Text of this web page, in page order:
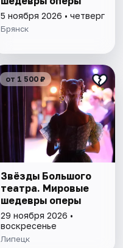
5 ноября 2026 • четверг
Брянск
от 1 500 ₽
Звёзды Большого
театра. Мировые
шедевры оперы
29 ноября 2026 •
воскресенье
Липецк